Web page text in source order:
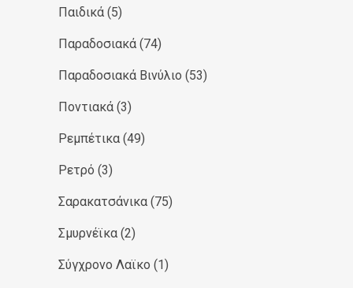
Παιδικά (5)
Παραδοσιακά (74)
Παραδοσιακά Βινύλιο (53)
Ποντιακά (3)
Ρεμπέτικα (49)
Ρετρό (3)
Σαρακατσάνικα (75)
Σμυρνέϊκα (2)
Σύγχρονο Λαϊκο (1)